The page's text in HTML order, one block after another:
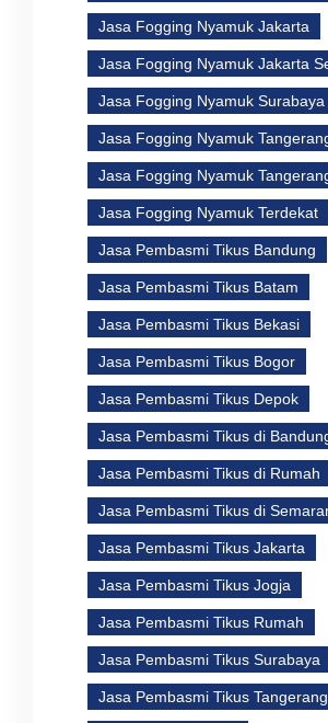
Jasa Fogging Nyamuk Jakarta
Jasa Fogging Nyamuk Jakarta
Jasa Fogging Nyamuk Surabaya
Jasa Fogging Nyamuk
Jasa Fogging Nyamuk
Jasa Fogging Nyamuk Terdekat
Jasa Pembasmi Tikus Bandung
Jasa Pembasmi Tikus Batam
Jasa Pembasmi Tikus Bekasi
Jasa Pembasmi Tikus Bogor
Jasa Pembasmi Tikus Depok
Jasa Pembasmi Tikus di
Jasa Pembasmi Tikus di Rumah
Jasa Pembasmi Tikus di
Jasa Pembasmi Tikus Jakarta
Jasa Pembasmi Tikus Jogja
Jasa Pembasmi Tikus Rumah
Jasa Pembasmi Tikus Surabaya
Jasa Pembasmi Tikus Tangerang